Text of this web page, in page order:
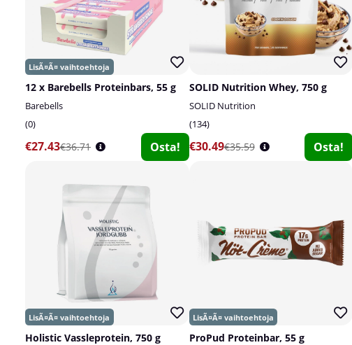
12 x Barebells Proteinbars, 55 g
Barebells
0
€27.43€36.71 Osta!
SOLID Nutrition Whey, 750 g
SOLID Nutrition
134
€30.49€35.59 Osta!
Holistic Vassleprotein, 750 g ProPud Proteinbar, 55 g